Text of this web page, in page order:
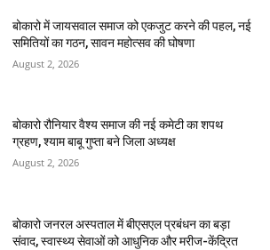
बोकारो में जायसवाल समाज को एकजुट करने की पहल, नई
समितियों का गठन, सावन महोत्सव की घोषणा
August 2, 2026
बोकारो रौनियार वैश्य समाज की नई कमेटी का शपथ
ग्रहण, श्याम बाबू गुप्ता बने जिला अध्यक्ष
August 2, 2026
बोकारो जनरल अस्पताल में बीएसएल प्रबंधन का बड़ा
संवाद, स्वास्थ्य सेवाओं को आधुनिक और मरीज-केंद्रित